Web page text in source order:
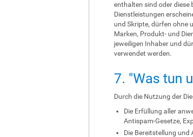
enthalten sind oder diese
Dienstleistungen
und Skripte, dürfen ohne
Marken, Produkt- und
jeweiligen Inhaber und
verwendet werden.
7. "Was tun
Durch die Nutzung der
Die Erfüllung aller
Antispam-Gesetze,
Die Bereitstellung